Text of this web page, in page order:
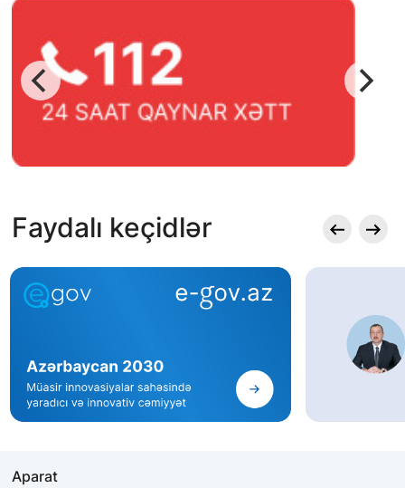
Faydalı keçidlər
Aparat